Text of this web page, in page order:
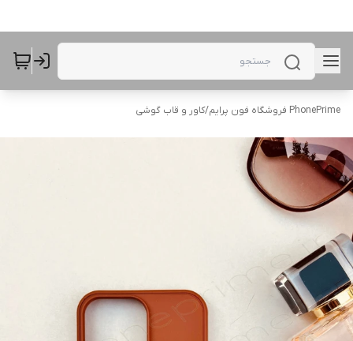
PhonePrime فروشگاه فون پرایم /کاور و قاب گوشی